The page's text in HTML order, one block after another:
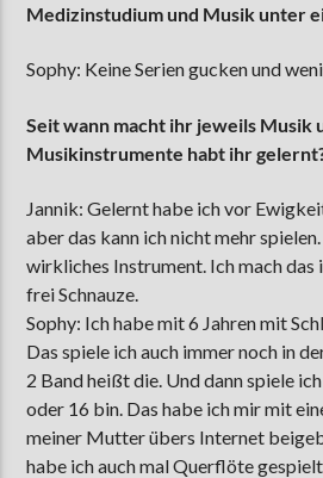
Medizinstudium und Musik unter
Sophy: Keine Serien gucken und
Seit wann macht ihr jeweils Musik
Musikinstrumente habt ihr
Jannik: Gelernt habe ich vor
aber das kann ich nicht mehr
wirkliches Instrument. Ich mach das
frei Schnauze.
Sophy: Ich habe mit 6 Jahren mit
Das spiele ich auch immer noch in
2 Band heißt die. Und dann spiele
oder 16 bin. Das habe ich mir mit
meiner Mutter übers Internet
habe ich auch mal Querflöte